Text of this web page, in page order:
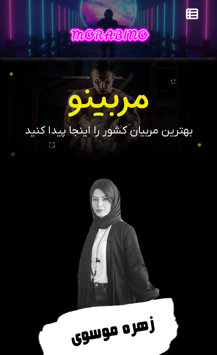
مربینو
بهترین مربیان کشور را اینجا پیدا کنید